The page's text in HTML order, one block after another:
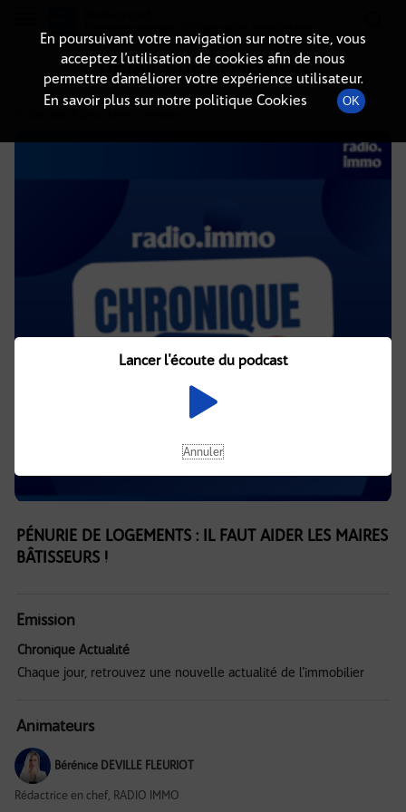
DÉTAILS DE L'ÉMISSION
PÉNURIE DE LOGEMENTS : IL FAUT AIDER LES MAIRES
BÂTISSEURS !
Emission
Chronique Actualité
Chaque jour, retrouvez une nouvelle actualité de l'immobilier
Animateurs
Bérénice DEVILLE FLEURIOT
Rédactrice en chef, RADIO IMMO
En poursuivant votre navigation sur notre site, vous
acceptez l’utilisation de cookies afin de nous
permettre d’améliorer votre expérience utilisateur.
En savoir plus sur notre politique Cookies
OK
Lancer l'écoute du podcast
Annuler